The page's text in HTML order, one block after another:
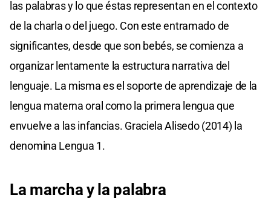
las palabras y lo que éstas representan en el contexto
de la charla o del juego. Con este entramado de
significantes, desde que son bebés, se comienza a
organizar lentamente la estructura narrativa del
lenguaje. La misma es el soporte de aprendizaje de la
lengua materna oral como la primera lengua que
envuelve a las infancias. Graciela Alisedo (2014) la
denomina Lengua 1.
La marcha y la palabra